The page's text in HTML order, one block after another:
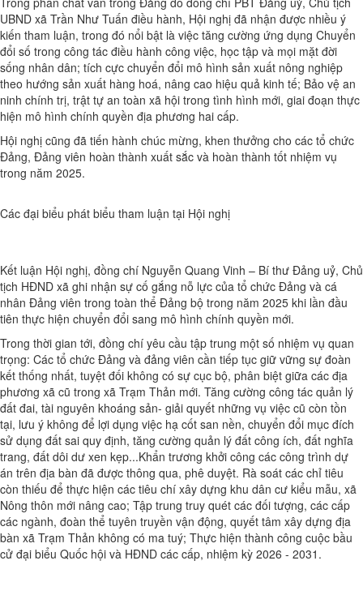
UBND xã Trần Như Tuấn điều hành, Hội nghị đã nhận được nhiều ý
kiến tham luận, trong đó nổi bật là việc tăng cường ứng dụng Chuyển
đổi số trong công tác điều hành công việc, học tập và mọi mặt đời
sống nhân dân; tích cực chuyển đổi mô hình sản xuất nông nghiệp
theo hướng sản xuất hàng hoá, nâng cao hiệu quả kinh tế; Bảo vệ an
ninh chính trị, trật tự an toàn xã hội trong tình hình mới, giai đoạn thực
hiện mô hình chính quyền địa phương hai cấp.
Hội nghị cũng đã tiến hành chúc mừng, khen thưởng cho các tổ chức
Đảng, Đảng viên hoàn thành xuất sắc và hoàn thành tốt nhiệm vụ
trong năm 2025.
Các đại biểu phát biểu tham luận tại Hội nghị
Kết luận Hội nghị, đồng chí Nguyễn Quang Vinh – Bí thư Đảng uỷ, Chủ
tịch HĐND xã ghi nhận sự cố gắng nỗ lực của tổ chức Đảng và cá
nhân Đảng viên trong toàn thể Đảng bộ trong năm 2025 khi lần đầu
tiên thực hiện chuyển đổi sang mô hình chính quyền mới.
Trong thời gian tới, đồng chí yêu cầu tập trung một số nhiệm vụ quan
trọng: Các tổ chức Đảng và đảng viên cần tiếp tục giữ vững sự đoàn
kết thống nhất, tuyệt đối không có sự cục bộ, phân biệt giữa các địa
phương xã cũ trong xã Trạm Thản mới. Tăng cường công tác quản lý
đất đai, tài nguyên khoáng sản- giải quyết những vụ việc cũ còn tồn
tại, lưu ý không để lợi dụng việc hạ cốt san nền, chuyển đổi mục đích
sử dụng đất sai quy định, tăng cường quản lý đất công ích, đất nghĩa
trang, đất dôi dư xen kẹp...Khẩn trương khởi công các công trình dự
án trên địa bàn đã được thông qua, phê duyệt. Rà soát các chỉ tiêu
còn thiếu để thực hiện các tiêu chí xây dựng khu dân cư kiểu mẫu, xã
Nông thôn mới nâng cao; Tập trung truy quét các đối tượng, các cấp
các ngành, đoàn thể tuyên truyền vận động, quyết tâm xây dựng địa
bàn xã Trạm Thản không có ma tuý; Thực hiện thành công cuộc bầu
cử đại biểu Quốc hội và HĐND các cấp, nhiệm kỳ 2026 - 2031.